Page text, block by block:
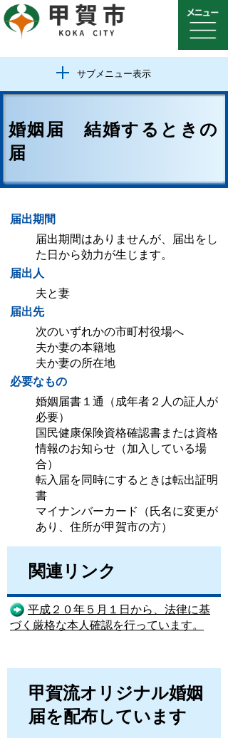
サブメニュー表示
婚姻届 結婚するときの
届
届出期間
届出期間はありませんが、届出をし
た日から効力が生じます。
届出人
夫と妻
届出先
次のいずれかの市町村役場へ
夫か妻の本籍地
夫か妻の所在地
必要なもの
婚姻届書１通（成年者２人の証人が
必要）
国民健康保険資格確認書または資格
情報のお知らせ（加入している場
合）
転入届を同時にするときは転出証明
書
マイナンバーカード（氏名に変更が
あり、住所が甲賀市の方）
関連リンク
平成２０年５月１日から、法律に基
づく厳格な本人確認を行っています。
甲賀流オリジナル婚姻
届を配布しています